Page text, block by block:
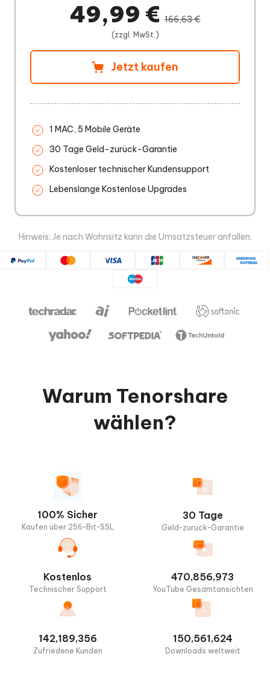
49,99 €166,63 €
(zzgl. MwSt.)
Jetzt kaufen
1 MAC, 5 Mobile Geräte
30 Tage Geld-zurück-Garantie
Kostenloser technischer Kundensupport
Lebenslange Kostenlose Upgrades
Hinweis: Je nach Wohnsitz kann die Umsatzsteuer anfallen.
Warum Tenorshare
wählen?
100% Sicher
Kaufen über 256-Bit-SSL
30 Tage
Geld-zurück-Garantie
Kostenlos
Technischer Support
470,856,973
YouTube Gesamtansichten
142,189,356
Zufriedene Kunden
150,561,624
Downloads weltweit